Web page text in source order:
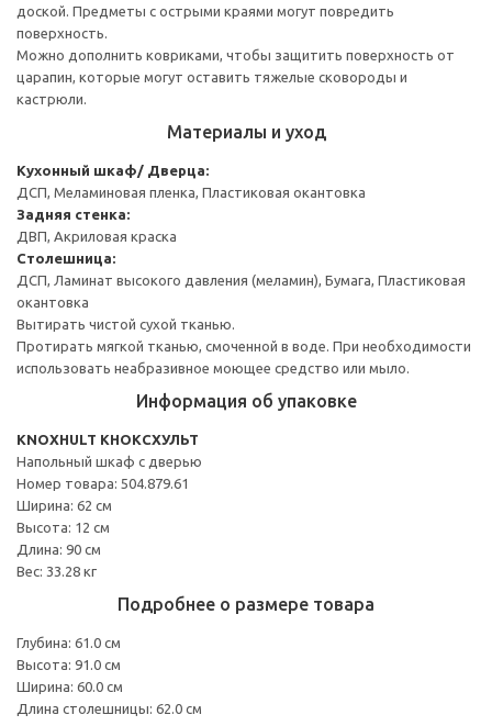
доской. Предметы с острыми краями могут повредить
поверхность.
Можно дополнить ковриками, чтобы защитить поверхность от
царапин, которые могут оставить тяжелые сковороды и
кастрюли.
Материалы и уход
Кухонный шкаф/ Дверца:
ДСП, Меламиновая пленка, Пластиковая окантовка
Задняя стенка:
ДВП, Акриловая краска
Столешница:
ДСП, Ламинат высокого давления (меламин), Бумага, Пластиковая
окантовка
Вытирать чистой сухой тканью.
Протирать мягкой тканью, смоченной в воде. При необходимости
использовать неабразивное моющее средство или мыло.
Информация об упаковке
KNOXHULT КНОКСХУЛЬТ
Напольный шкаф с дверью
Номер товара: 504.879.61
Ширина: 62 см
Высота: 12 см
Длина: 90 см
Вес: 33.28 кг
Подробнее о размере товара
Глубина: 61.0 см
Высота: 91.0 см
Ширина: 60.0 см
Длина столешницы: 62.0 см